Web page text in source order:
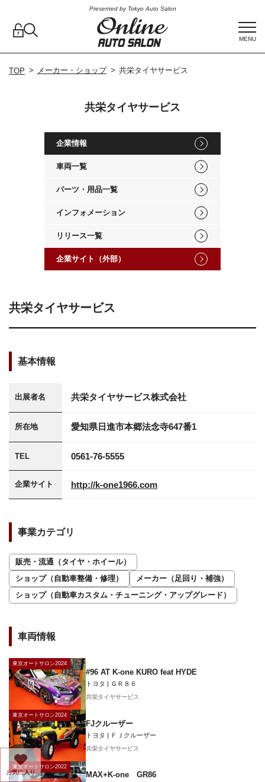
Presented by Tokyo Auto Salon
MENU
TOP メーカー・ショップ 共栄タイヤサービス
共栄タイヤサービス
基本情報
出展者名 共栄タイヤサービス株式会社
所在地 愛知県日進市本郷法念寺647番1
TEL 0561-76-5555
企業サイト http://k-one1966.com
事業カテゴリ
販売・流通（タイヤ・ホイール）
ショップ（自動車整備・修理）
メーカー（足回り・補強）
ショップ（自動車カスタム・チューニング・アップグレード）
車両情報
東京オートサロン2024
#96 AT K-one KURO feat HYDE
トヨタ | ＧＲ８６
共栄タイヤサービス
東京オートサロン2024
FJクルーザー
トヨタ | ＦＪクルーザー
共栄タイヤサービス
東京オートサロン2022
MAX+K-one GR86
共栄タイヤサービス
企業情報
車両一覧
パーツ・用品一覧
インフォメーション
リリース一覧
企業サイト（外部）
お気に入り